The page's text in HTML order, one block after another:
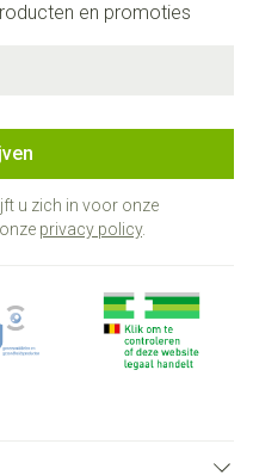
en promoties
u zich in voor onze
privacy policy.